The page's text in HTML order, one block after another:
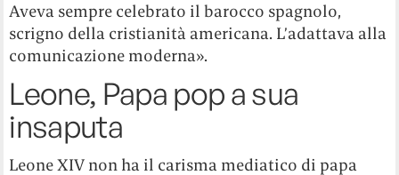
Aveva sempre celebrato il barocco spagnolo,
scrigno della cristianità americana. L’adattava alla
comunicazione moderna».
Leone, Papa pop a sua
insaputa
Leone XIV non ha il carisma mediatico di papa